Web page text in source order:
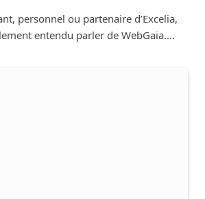
personnel ou partenaire d’Excelia,
entendu parler de WebGaia.…